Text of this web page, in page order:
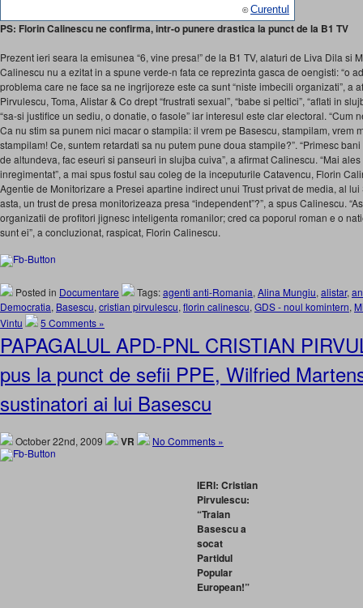
©Curentul
PS: Florin Calinescu ne confirma, intr-o punere drastica la punct de la B1 TV
Prezent ieri seara la emisunea “6, vine presa!” de la B1 TV, alaturi de Liva Dila si
Calinescu nu a ezitat in a spune verde-n fata ce reprezinta gasca de oengisti: “o
problema care ne face sa ne ingrijoreze este ca sunt “niste imbecili organizati”, a
Pirvulescu, Toma, Alistar & Co drept “frustrati sexual”, “babe si peltici”, “aflati in
“sa-si justifice un sediu, o donatie, o fasole” iar interesul este clar electoral. “Cum
Ca nu stim sa punem nici macar o stampila: il vrem pe Basescu, stampilam, vrem
stampilam! Ce, suntem retardati sa nu putem pune doua stampile?”. “Primesc
de altundeva, fac eseuri si panseuri in slujba cuiva”, a afirmat Calinescu. “Mai
inregimentat”, a mai spus fostul sau coleg de la inceputurile Catavencu, Florin
Agentie de Monitorizare a Presei apartine indirect unui Trust privat de media, al
asta, un trust de presa monitorizeaza presa “independent”?”, a spus Calinescu.
organizatii de profitori jignesc inteligenta romanilor; cred ca poporul roman e o
sunt ei”, a concluzionat, raspicat, Florin Calinescu.
Posted in Documentare Tags:agenti anti-Romania, Alina Mungiu, alistar,
Democratia, Basescu, cristian pirvulescu, florin calinescu, GDS - noul komintern,
Vintu
5 Comments »
PAPAGALUL APD-PNL CRISTIAN
pus la punct de sefii PPE, Wilfried
sustinatori ai lui Basescu
October 22nd, 2009 VR No Comments »
IERI: Cristian
Pirvulescu:
“Traian
Basescu a
socat
Partidul
Popular
European!”